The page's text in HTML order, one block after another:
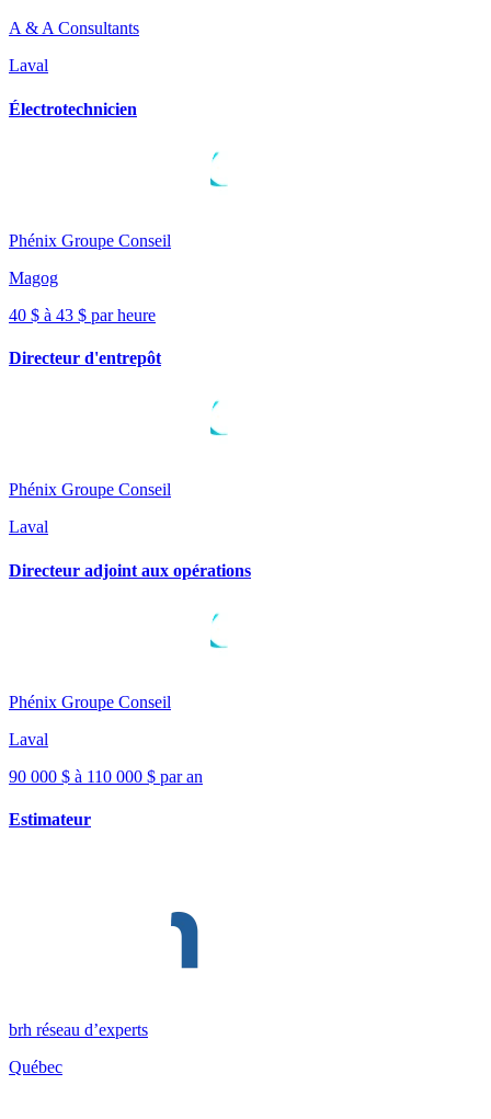
A & A Consultants
Laval
Électrotechnicien
Phénix Groupe Conseil
Magog
40 $ à 43 $ par heure
Directeur d'entrepôt
Phénix Groupe Conseil
Laval
Directeur adjoint aux opérations
Phénix Groupe Conseil
Laval
90 000 $ à 110 000 $ par an
Estimateur
brh réseau d’experts
Québec